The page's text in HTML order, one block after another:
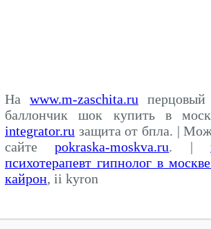
На www.m-zaschita.ru
баллончик шок купить в
integrator.ru защита от бпла. |
сайтеpokraska-moskva.ru. |
психотерапевт гипнолог в
кайрон, ii kyron